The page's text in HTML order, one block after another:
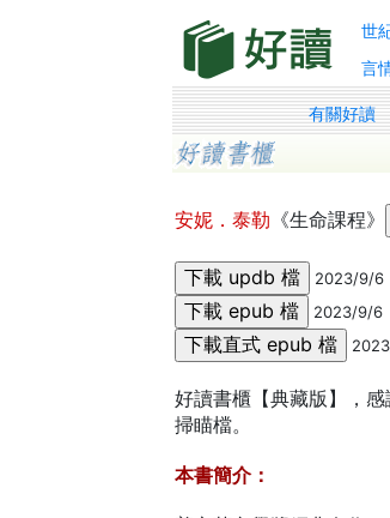
世
言
有關好讀
安妮．泰勒 《生命課程》
2023/9/6
2023/9/6
好讀書櫃【典藏版】，
掃瞄檔。
本書簡介：